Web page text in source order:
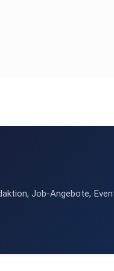
Job-Angebote,